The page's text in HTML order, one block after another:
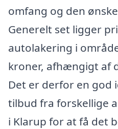
omfang og den
Generelt set ligger
autolakering i
kroner, afhængigt af
Det er derfor en god
tilbud fra forskellige
i Klarup for at få det